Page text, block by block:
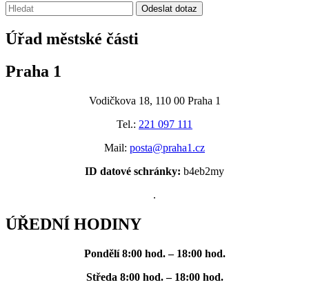
Vyhledávání:
Odeslat dotaz
Úřad městské části
Praha 1
Vodičkova 18, 110 00 Praha 1
Tel.: 221 097 111
Mail: posta@praha1.cz
ID datové schránky: b4eb2my
.
ÚŘEDNÍ HODINY
Pondělí 8:00 hod. – 18:00 hod.
Středa 8:00 hod. – 18:00 hod.